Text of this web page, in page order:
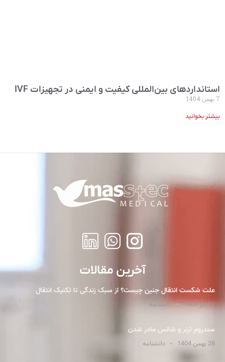
استانداردهای بین‌المللی کیفیت و ایمنی در تجهیزات IVF
7 بهمن 1404
بیشتر بخوانید
آخرین مقالات
علت شکست انتقال جنین چیست؟ از سبک زندگی تا تکنیک انتقال
10 تیر 1405 دانشنامه
سندروم ترنر و شانس مادر شدن
28 بهمن 1404 دانشنامه